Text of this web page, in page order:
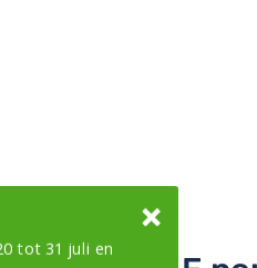
tot 31 juli en